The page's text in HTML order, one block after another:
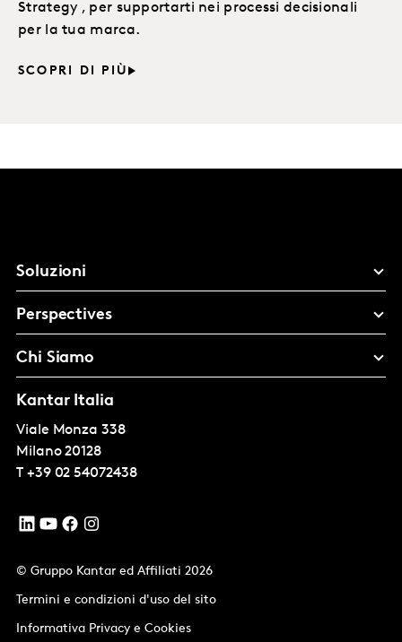
Strategy , per supportarti nei processi decisionali
per la tua marca.
SCOPRI DI PIÙ
Soluzioni
Perspectives
Chi Siamo
Kantar Italia
Viale Monza 338
Milano 20128
T +39 02 54072438
© Gruppo Kantar ed Affiliati 2026
Termini e condizioni d'uso del sito
Informativa Privacy e Cookies